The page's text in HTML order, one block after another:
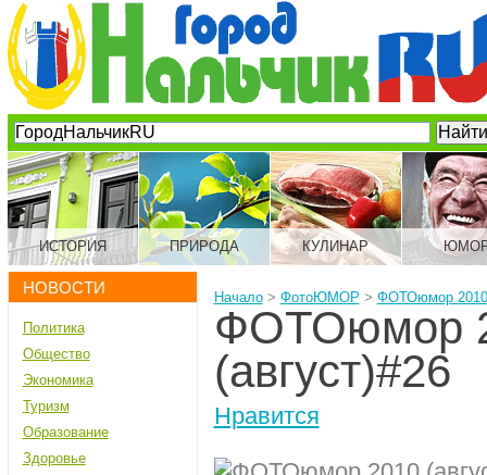
ИСТОРИЯ ПРИРОДА КУЛИНАР
НОВОСТИ
Политика
Общество
Экономика
Туризм
Образование
Здоровье
Начало> ФотоЮМОР > ФОТОюмор 2010
ФОТОюмор
(август)#26
Нравится